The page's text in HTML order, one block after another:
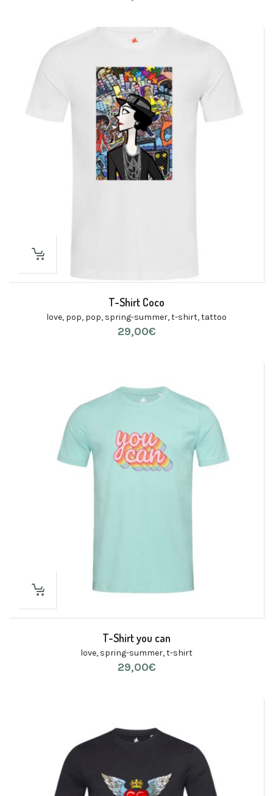
T-Shirt Coco
love, pop, pop, spring-summer,t-shirt,tattoo
29,00€
T-Shirt you can
love, spring-summer,t-shirt
29,00€